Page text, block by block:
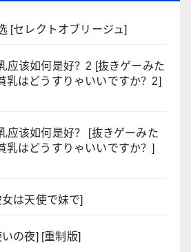
[セレクトオブリージュ]
应该如何是好？2 [抜きゲーみた
乳はどうすりゃいいですか？2]
应该如何是好？ [抜きゲーみた
乳はどうすりゃいいですか？]
は天使で妹で]
の夜] [重制版]